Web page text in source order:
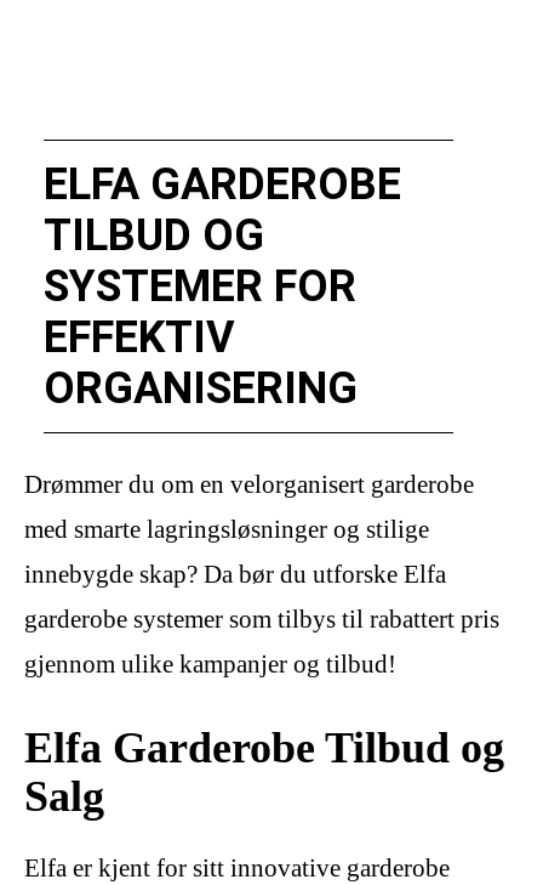
ELFA GARDEROBE
TILBUD OG
SYSTEMER FOR
EFFEKTIV
ORGANISERING
Drømmer du om en velorganisert garderobe
med smarte lagringsløsninger og stilige
innebygde skap? Da bør du utforske Elfa
garderobe systemer som tilbys til rabattert pris
gjennom ulike kampanjer og tilbud!
Elfa Garderobe Tilbud og
Salg
Elfa er kjent for sitt innovative garderobe